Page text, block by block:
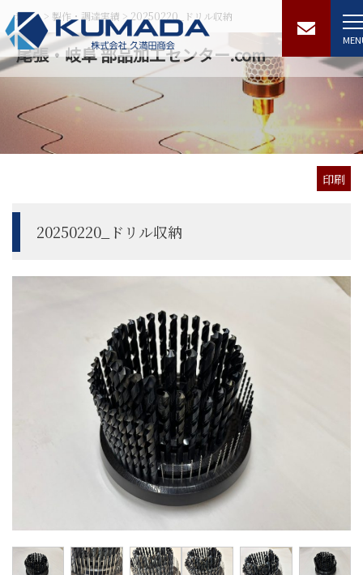
ホーム> 製作・調達実績 > 20250220_ドリル収納
尾張・岐阜 部品加工センター.com
印刷
20250220_ドリル収納